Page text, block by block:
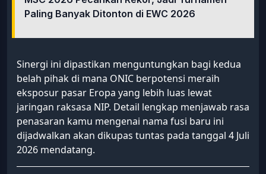
Paling Banyak Ditonton di EWC 2026
Sinergi ini dipastikan menguntungkan bagi kedua
belah pihak di mana ONIC berpotensi meraih
eksposur pasar Eropa yang lebih luas lewat
jaringan raksasa NIP. Detail lengkap menjawab rasa
penasaran kamu mengenai nama fusi baru ini
dijadwalkan akan dikupas tuntas pada tanggal 4 Juli
2026 mendatang.